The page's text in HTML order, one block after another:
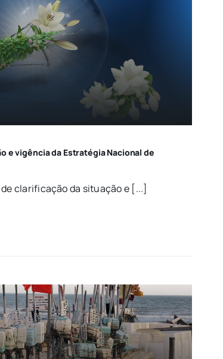
e vigência da Estratégia Nacional de
clarificação da situação e [...]